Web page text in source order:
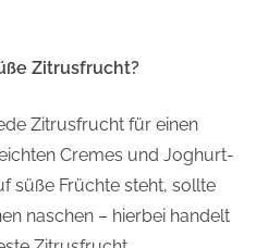
Zitrusfrucht?
Zitrusfrucht für einen
Cremes und Joghurt-
süße Früchte steht, sollte
naschen – hierbei handelt